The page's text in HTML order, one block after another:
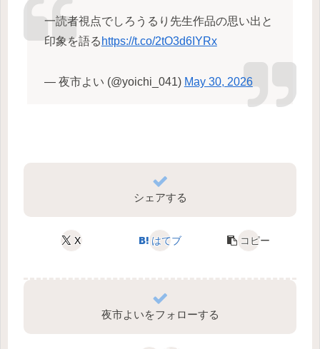
一読者視点でしろうるり先生作品の思い出と
印象を語る https://t.co/2tO3d6IYRx
— 夜市よい (@yoichi_041) May 30, 2026
シェアする
X はてブ コピー
夜市よいをフォローする